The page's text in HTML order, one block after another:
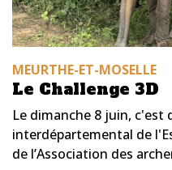
MEURTHE-ET-MOSELLE
Le Challenge 3D
Le dimanche 8 juin, c'est
interdépartemental de
de l’Association des